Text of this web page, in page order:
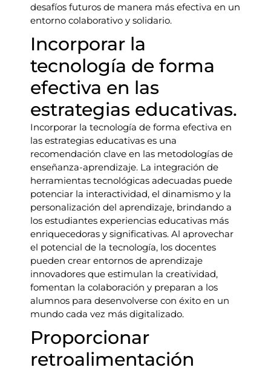
desafíos futuros de manera más efectiva en un
entorno colaborativo y solidario.
Incorporar la
tecnología de forma
efectiva en las
estrategias educativas.
Incorporar la tecnología de forma efectiva en
las estrategias educativas es una
recomendación clave en las metodologías de
enseñanza-aprendizaje. La integración de
herramientas tecnológicas adecuadas puede
potenciar la interactividad, el dinamismo y la
personalización del aprendizaje, brindando a
los estudiantes experiencias educativas más
enriquecedoras y significativas. Al aprovechar
el potencial de la tecnología, los docentes
pueden crear entornos de aprendizaje
innovadores que estimulan la creatividad,
fomentan la colaboración y preparan a los
alumnos para desenvolverse con éxito en un
mundo cada vez más digitalizado.
Proporcionar
retroalimentación